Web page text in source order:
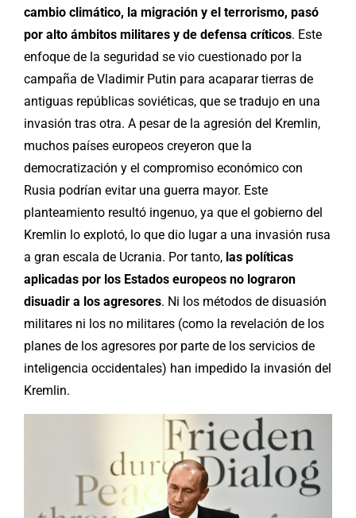
cambio climático, la migración y el terrorismo, pasó
por alto ámbitos militares y de defensa críticos. Este
enfoque de la seguridad se vio cuestionado por la
campaña de Vladimir Putin para acaparar tierras de
antiguas repúblicas soviéticas, que se tradujo en una
invasión tras otra. A pesar de la agresión del Kremlin,
muchos países europeos creyeron que la
democratización y el compromiso económico con
Rusia podrían evitar una guerra mayor. Este
planteamiento resultó ingenuo, ya que el gobierno del
Kremlin lo explotó, lo que dio lugar a una invasión rusa
a gran escala de Ucrania. Por tanto, las políticas
aplicadas por los Estados europeos no lograron
disuadir a los agresores. Ni los métodos de disuasión
militares ni los no militares (como la revelación de los
planes de los agresores por parte de los servicios de
inteligencia occidentales) han impedido la invasión del
Kremlin.